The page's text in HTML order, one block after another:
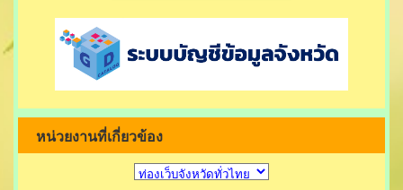
หน่วยงานที่เกี่ยวข้อง